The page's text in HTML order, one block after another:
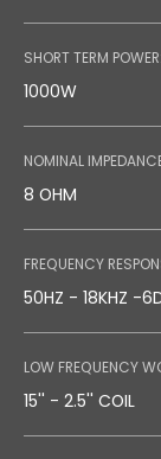
SHORT TERM POWER:
1000W
NOMINAL
8 OHM
FREQUENCY
50HZ - 18KHZ -
LOW FREQUENCY
15'' - 2.5'' COIL